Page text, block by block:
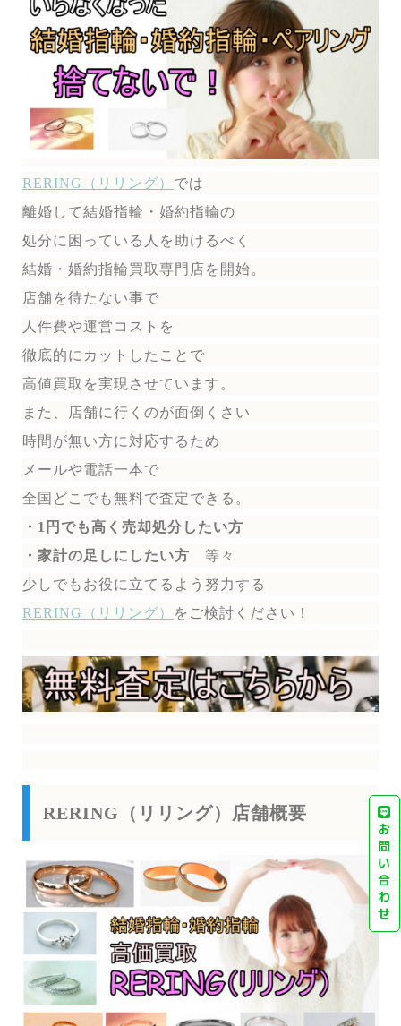
RERING（リリング） では
離婚して結婚指輪・婚約指輪の
処分に困っている人を助けるべく
結婚・婚約指輪買取専門店を開始。
店舗を待たない事で
人件費や運営コストを
徹底的にカットしたことで
高値買取を実現させています。
また、店舗に行くのが面倒くさい
時間が無い方に対応するため
メールや電話一本で
全国どこでも無料で査定できる。
・1円でも高く売却処分したい方
・家計の足しにしたい方 等々
少しでもお役に立てるよう努力する
RERING（リリング）
を ご検討ください！
RERING（リリング）店舗概要
お
問
い
合
わ
せ